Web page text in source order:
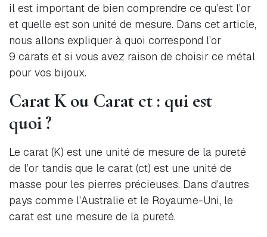
il est important de bien comprendre ce qu’est l’or
et quelle est son unité de mesure. Dans cet article,
nous allons expliquer à quoi correspond l’or
9 carats et si vous avez raison de choisir ce métal
pour vos bijoux.
Carat K ou Carat ct : qui est
quoi ?
Le carat (K) est une unité de mesure de la pureté
de l’or tandis que le carat (ct) est une unité de
masse pour les pierres précieuses. Dans d’autres
pays comme l’Australie et le Royaume-Uni, le
carat est une mesure de la pureté.